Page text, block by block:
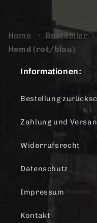
Home › Bestseller ›
Hemd (rot/blau)
Informationen:
Bestellung
Zahlung und
Widerrufsrecht
Datenschutz
Impressum
Kontakt